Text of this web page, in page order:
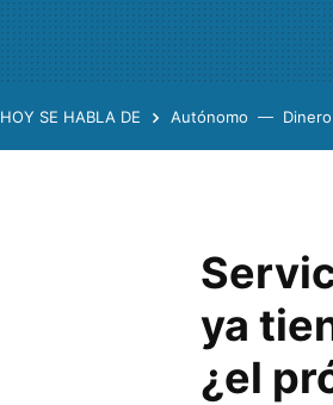
HOY SE HABLA DE Autónomo Dinero
ya
¿el